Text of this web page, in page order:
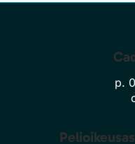
p.